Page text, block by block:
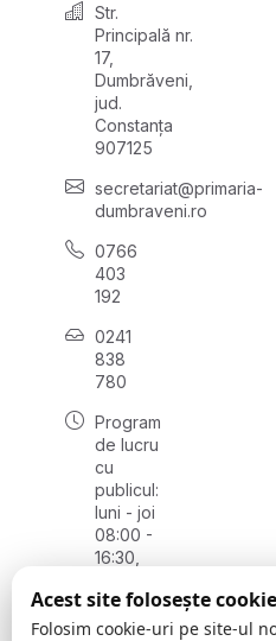
Str.
Principală nr.
17,
Dumbrăveni,
jud.
Constanța
907125
secretariat@primaria-
dumbraveni.ro
0766
403
192
0241
838
780
Program
de lucru
cu
publicul:
luni - joi
08:00 -
16:30,
08:00 -
14:00
Acest site folosește cookie
Folosim cookie-uri pe site-ul